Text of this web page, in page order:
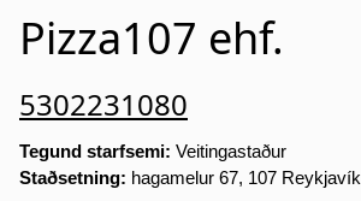
Pizza107 ehf.
5302231080
Tegund starfsemi: Veitingastaður
Staðsetning: hagamelur 67, 107 Reykjavík